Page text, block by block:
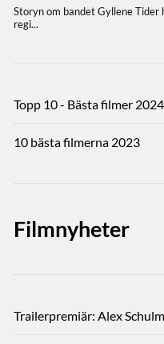
Topp 10 - Bästa filmer 2024
10 bästa filmerna 2023
Filmnyheter
Trailerpremiär: Alex